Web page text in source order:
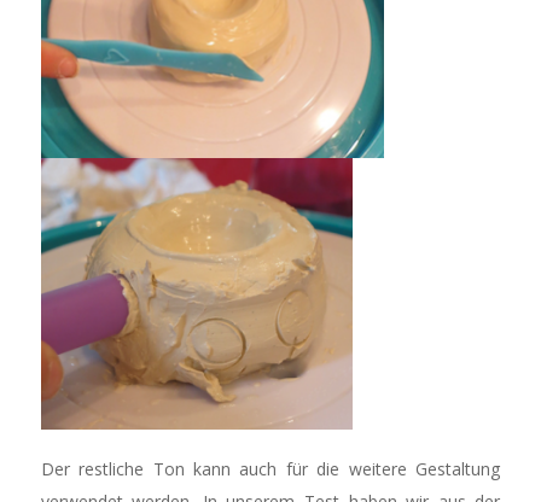
Der restliche Ton kann auch für die weitere Gestaltung